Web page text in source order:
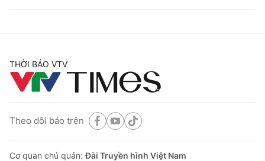
THỜI BÁO VTV
Theo dõi báo trên
Cơ quan chủ quản:Đài Truyền hình Việt Nam